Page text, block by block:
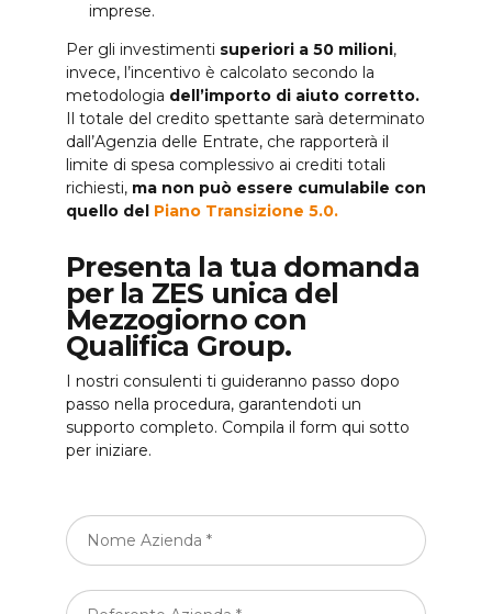
imprese.
Per gli investimenti superiori a 50 milioni,
invece, l’incentivo è calcolato secondo la
metodologia dell’importo di aiuto corretto.
Il totale del credito spettante sarà determinato
dall’Agenzia delle Entrate, che rapporterà il
limite di spesa complessivo ai crediti totali
richiesti, ma non può essere cumulabile con
quello del Piano Transizione 5.0.
Presenta la tua domanda
per la ZES unica del
Mezzogiorno con
Qualifica Group.
I nostri consulenti ti guideranno passo dopo
passo nella procedura, garantendoti un
supporto completo. Compila il form qui sotto
per iniziare.